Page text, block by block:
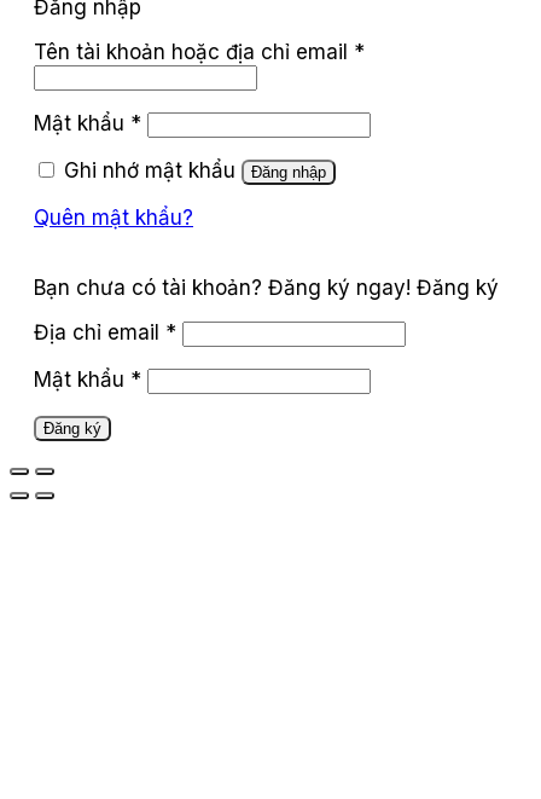
Đăng nhập
Tên tài khoản hoặc địa chỉ email *
Mật khẩu *
Ghi nhớ mật khẩu
Đăng nhập
Quên mật khẩu?
Đăng ký
Địa chỉ email *
Mật khẩu *
Đăng ký